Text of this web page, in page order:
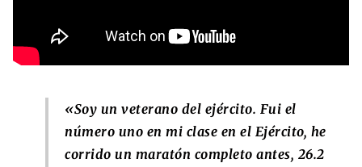
«Soy un veterano del ejército. Fui el
número uno en mi clase en el Ejército, he
corrido un maratón completo antes, 26.2